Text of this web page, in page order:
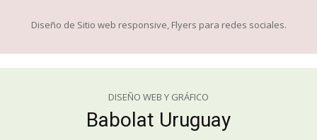
Diseño de Sitio web responsive, Flyers para redes sociales.
DISEÑO WEB Y GRÁFICO
Babolat Uruguay